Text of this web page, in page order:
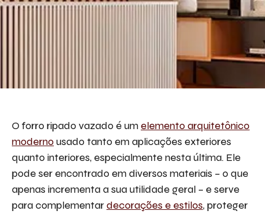
O forro ripado vazado é umelemento arquitetônico
modernousado tanto em aplicações exteriores
quanto interiores, especialmente nesta última. Ele
pode ser encontrado em diversos materiais – o que
apenas incrementa a sua utilidade geral – e serve
para complementardecorações e estilos, proteger